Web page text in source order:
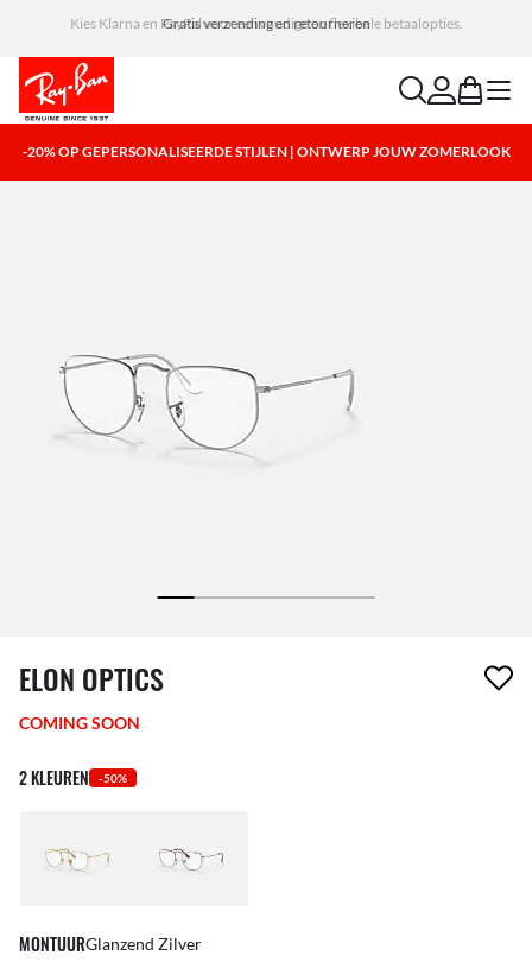
Kies Klarna en PayPal voor eenvoudige en flexibele betaalopties.
searchaccount
bag menu
-20% OP GEPERSONALISEERDE STIJLEN | ONTWERP JOUW ZOMERLOOK
1 item is uit je verlanglijst verwijderd
ELON OPTICS
COMING SOON
2 KLEUREN -50%
MONTUURGlanzend Zilver